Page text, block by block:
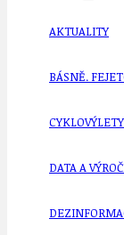
AKTUALITY
BÁSNĚ.
CYKLOVÝLETY
DATA A